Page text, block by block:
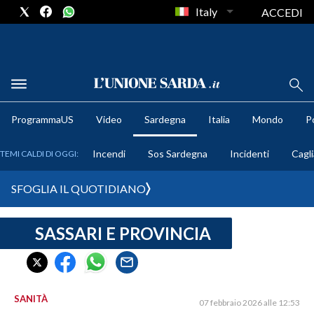
METEO
CRONACA SARDEGNA
CAGLIARI
SULCIS IGLESIENTE
Italy ACCEDI
ProgrammaUS Video Sardegna Italia Mondo
TEMI CALDI DI OGGI: Incendi Sos Sardegna Incidenti
SFOGLIA IL QUOTIDIANO
SASSARI E PROVINCIA
SANITÀ 07 febbraio 2026 alle 12:53